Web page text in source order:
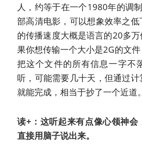
人，约等于在一个1980年的调
部高清电影，可以想象效率之
的传播速度大概是语言的20多
果你想传输一个大小是2G的文件
把这个文件的所有信息一字不
听，可能需要几十天，但通过
就能完成，相当于抄了一个近道。
读+：这听起来有点像心领神会
直接用脑子说出来。